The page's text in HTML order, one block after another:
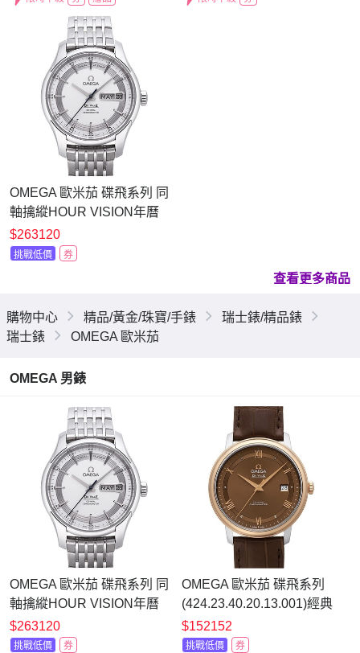
OMEGA 歐米茄 碟飛系列 同
軸擒縱HOUR VISION年曆
鍊帶腕表
(431.30.41.22.02.001)x銀面
$263120
挑戰低價 券
查看更多商品
購物中心 精品/黃金/珠寶/手錶
瑞士錶/精品錶
瑞士錶
OMEGA 歐米茄
OMEGA 男錶
OMEGA 歐米茄 碟飛系列 同
軸擒縱HOUR VISION年曆
鍊帶腕表
(431.30.41.22.02.001)x銀面
$263120
挑戰低價 券
OMEGA 歐米茄 碟飛系列
(424.23.40.20.13.001)經典
咖啡色腕錶x玫瑰金x39.5mm
$152152
挑戰低價 券